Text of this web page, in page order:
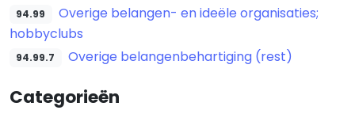
94.99
Overige belangen- en ideële organisaties;
hobbyclubs
94.99.7 Overige belangenbehartiging (rest)
Categorieën